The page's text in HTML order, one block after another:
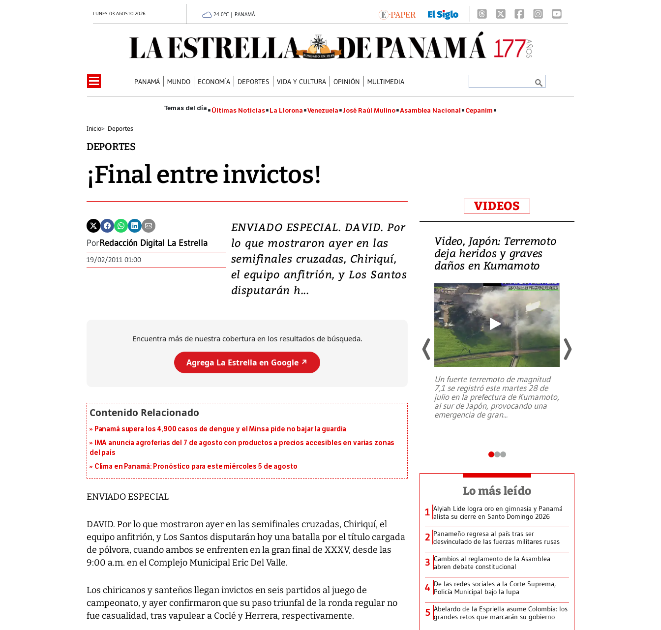
LUNES 03 AGOSTO 2026 24.0°C | PANAMÁ
PANAMÁ MUNDO ECONOMÍA DEPORTES VIDA Y CULTURA OPINIÓN MULTIMEDIA
Últimas Noticias La Llorona Venezuela José Raúl Mulino Asamblea Nacional Cepanim
Inicio> Deportes
DEPORTES
¡Final entre invictos!
PorRedacción Digital La Estrella
19/02/2011 01:00
ENVIADO ESPECIAL. DAVID. Por
lo que mostraron ayer en las
semifinales cruzadas, Chiriquí,
el equipo anfitrión, y Los Santos
disputarán h...
Encuentra más de nuestra cobertura en los resultados de búsqueda.
Agrega La Estrella en Google ↗️
Panamá supera los 4,900 casos de dengue y el Minsa pide no bajar la guardia
IMA anuncia agroferias del 7 de agosto con productos a precios accesibles en varias zonas
del país
Clima en Panamá: Pronóstico para este miércoles 5 de agosto
ENVIADO ESPECIAL
DAVID. Por lo que mostraron ayer en las semifinales cruzadas, Chiriquí, el
equipo anfitrión, y Los Santos disputarán hoy una batalla por el título cargada
de pólvora, cuando ambos se enfrenten en la gran final de XXXV, desde las
9:00 a.m. en el Complejo Municipal Eric Del Valle.
Los chiricanos y santeños llegan invictos en seis partidos al juego de
campeonato, y ayer confirmaron que su paso triunfal de la ronda regular no
fue casualidad, tras vapulear a Coclé y Herrera, respectivamente.
VIDEOS
Isidro Carbonell,
director de la Lotería:
‘Vamos a ser más
transparentes, tengan fe
Video, Japón: Terremoto
deja heridos y graves
daños en Kumamoto
Un fuerte terremoto de magnitud
7,1 se registró este martes 28 de
julio en la prefectura de Kumamoto,
al sur de Japón, provocando una
emergencia de gran...
Lo más leído
1 Alyiah Lide logra oro en gimnasia y Panamá
alista su cierre en Santo Domingo 2026
2 Panameño regresa al país tras ser
desvinculado de las fuerzas militares rusas
3 Cambios al reglamento de la Asamblea
abren debate constitucional
4 De las redes sociales a la Corte Suprema,
Policía Municipal bajo la lupa
5 Abelardo de la Espriella asume Colombia: los
grandes retos que marcarán su gobierno